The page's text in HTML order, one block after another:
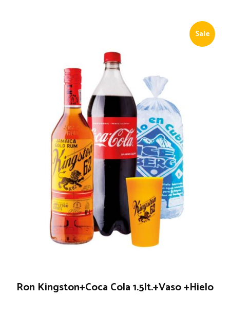
Sale
Ron Kingston+Coca Cola 1.5lt.+Vaso +Hielo